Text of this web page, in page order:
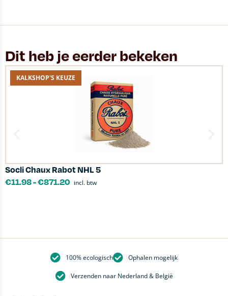
Dit heb je eerder bekeken
KALKSHOP'S KEUZE
Socli Chaux Rabot NHL 5
€11.98-€871.20 incl. btw
100% ecologisch Ophalen mogelijk
Verzenden naar Nederland & België